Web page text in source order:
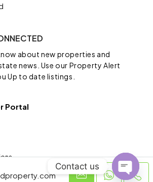
about new properties and
news. Use our Property Alert
Up to date listings.
Portal
- All rights reservedContact us